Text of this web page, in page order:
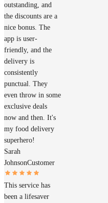
outstanding, and
the discounts are a
nice bonus. The
app is user-
friendly, and the
delivery is
consistently
punctual. They
even throw in some
exclusive deals
now and then. It's
my food delivery
superhero!
Sarah
JohnsonCustomer
This service has
been a lifesaver